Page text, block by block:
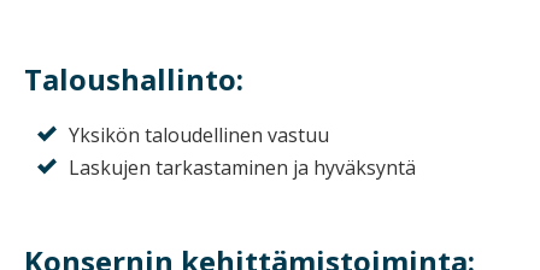
Taloushallinto:
Yksikön taloudellinen vastuu
Laskujen tarkastaminen ja hyväksyntä
Konsernin kehittämistoiminta: